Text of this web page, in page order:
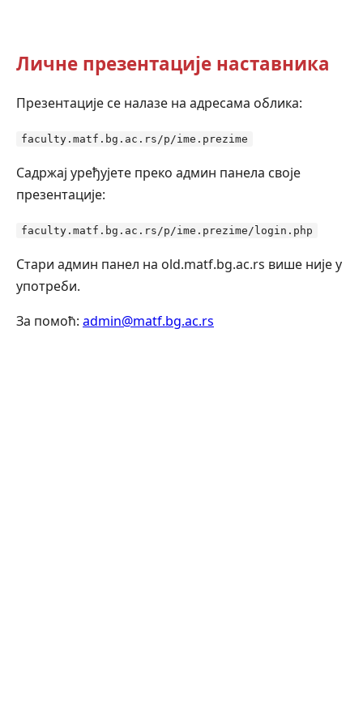
Личне презентације наставника
Презентације се налазе на адресама облика:
faculty.matf.bg.ac.rs/p/ime.prezime
Садржај уређујете преко админ панела своје
презентације:
faculty.matf.bg.ac.rs/p/ime.prezime/login.php
Стари админ панел на old.matf.bg.ac.rs више није у
употреби.
За помоћ: admin@matf.bg.ac.rs